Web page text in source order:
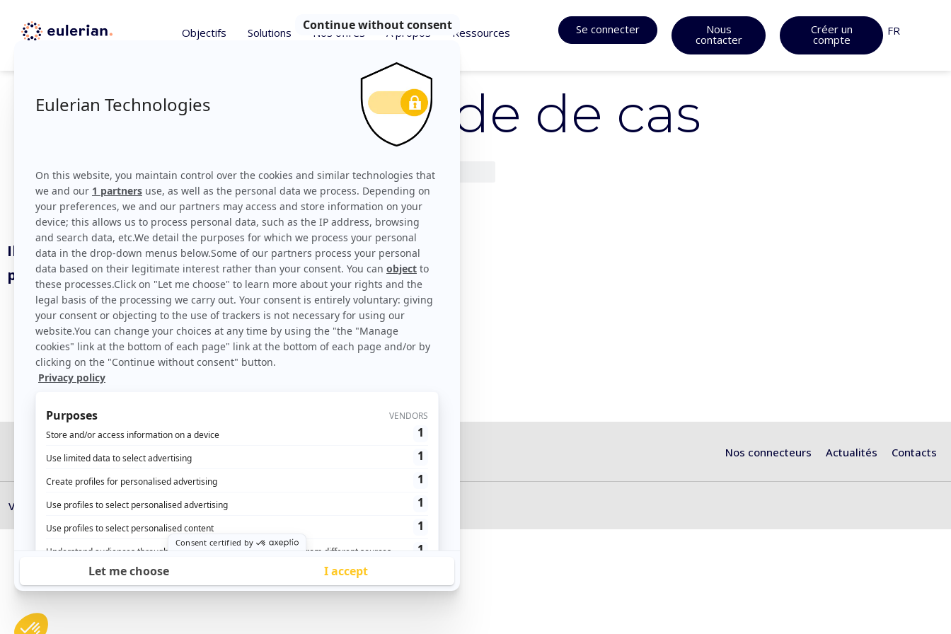
Objectifs Solutions Nos offres À propos Ressources Se connecter Nous
contacter
Créer un
compte
FR
Category: Etude de cas
Revenir sur la Home Page
Il semble que nous ne trouvions
pas ce que vous cherchez.
Suivez-nous : Nos connecteurs Actualités Contacts
Vie privée Mentions légales RGPD Lois Canadiennes